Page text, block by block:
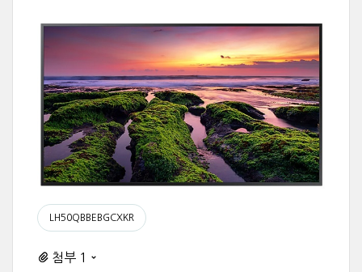
LH50QBBEBGCXKR
첨부 1